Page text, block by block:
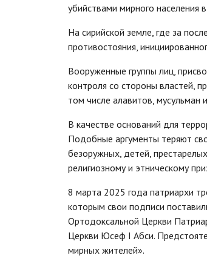
убийствами мирного населения
На сирийской земле, где за
противостояния,
Вооруженные группы лиц,
контроля со стороны властей,
том числе алавитов, мусульман
В качестве оснований для
Подобные аргументы теряют
безоружных, детей,
религиозному и этническому
8 марта 2025 года патриархи
которым свои подписи
Ортодоксальной Церкви
Церкви Юсеф I Абси.
мирных жителей».